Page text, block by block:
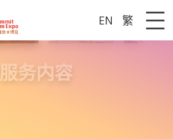
EN 繁
服务内容